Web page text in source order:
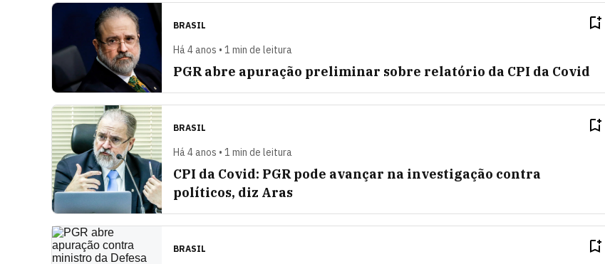
BRASIL
Há 4 anos • 1 min de leitura
PGR abre apuração preliminar sobre relatório da CPI da Covid
BRASIL
Há 4 anos • 1 min de leitura
CPI da Covid: PGR pode avançar na investigação contra
políticos, diz Aras
BRASIL